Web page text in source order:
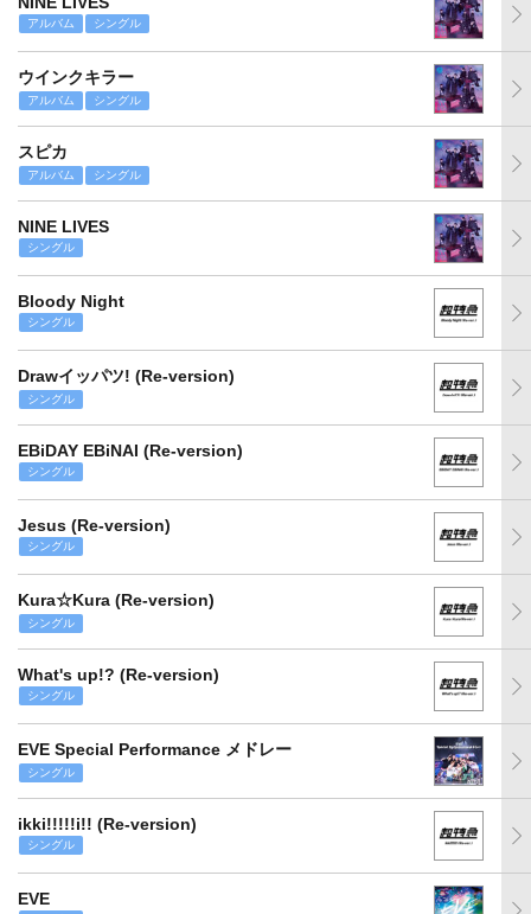
アルバム シングル
ウインクキラー
アルバム シングル
スピカ
アルバム シングル
NINE LIVES
シングル
Bloody Night
シングル
Drawイッパツ! (Re-version)
シングル
EBiDAY EBiNAI (Re-version)
シングル
Jesus (Re-version)
シングル
Kura☆Kura (Re-version)
シングル
What's up!? (Re-version)
シングル
EVE Special Performance メドレー
シングル
ikki!!!!!i!! (Re-version)
シングル
EVE